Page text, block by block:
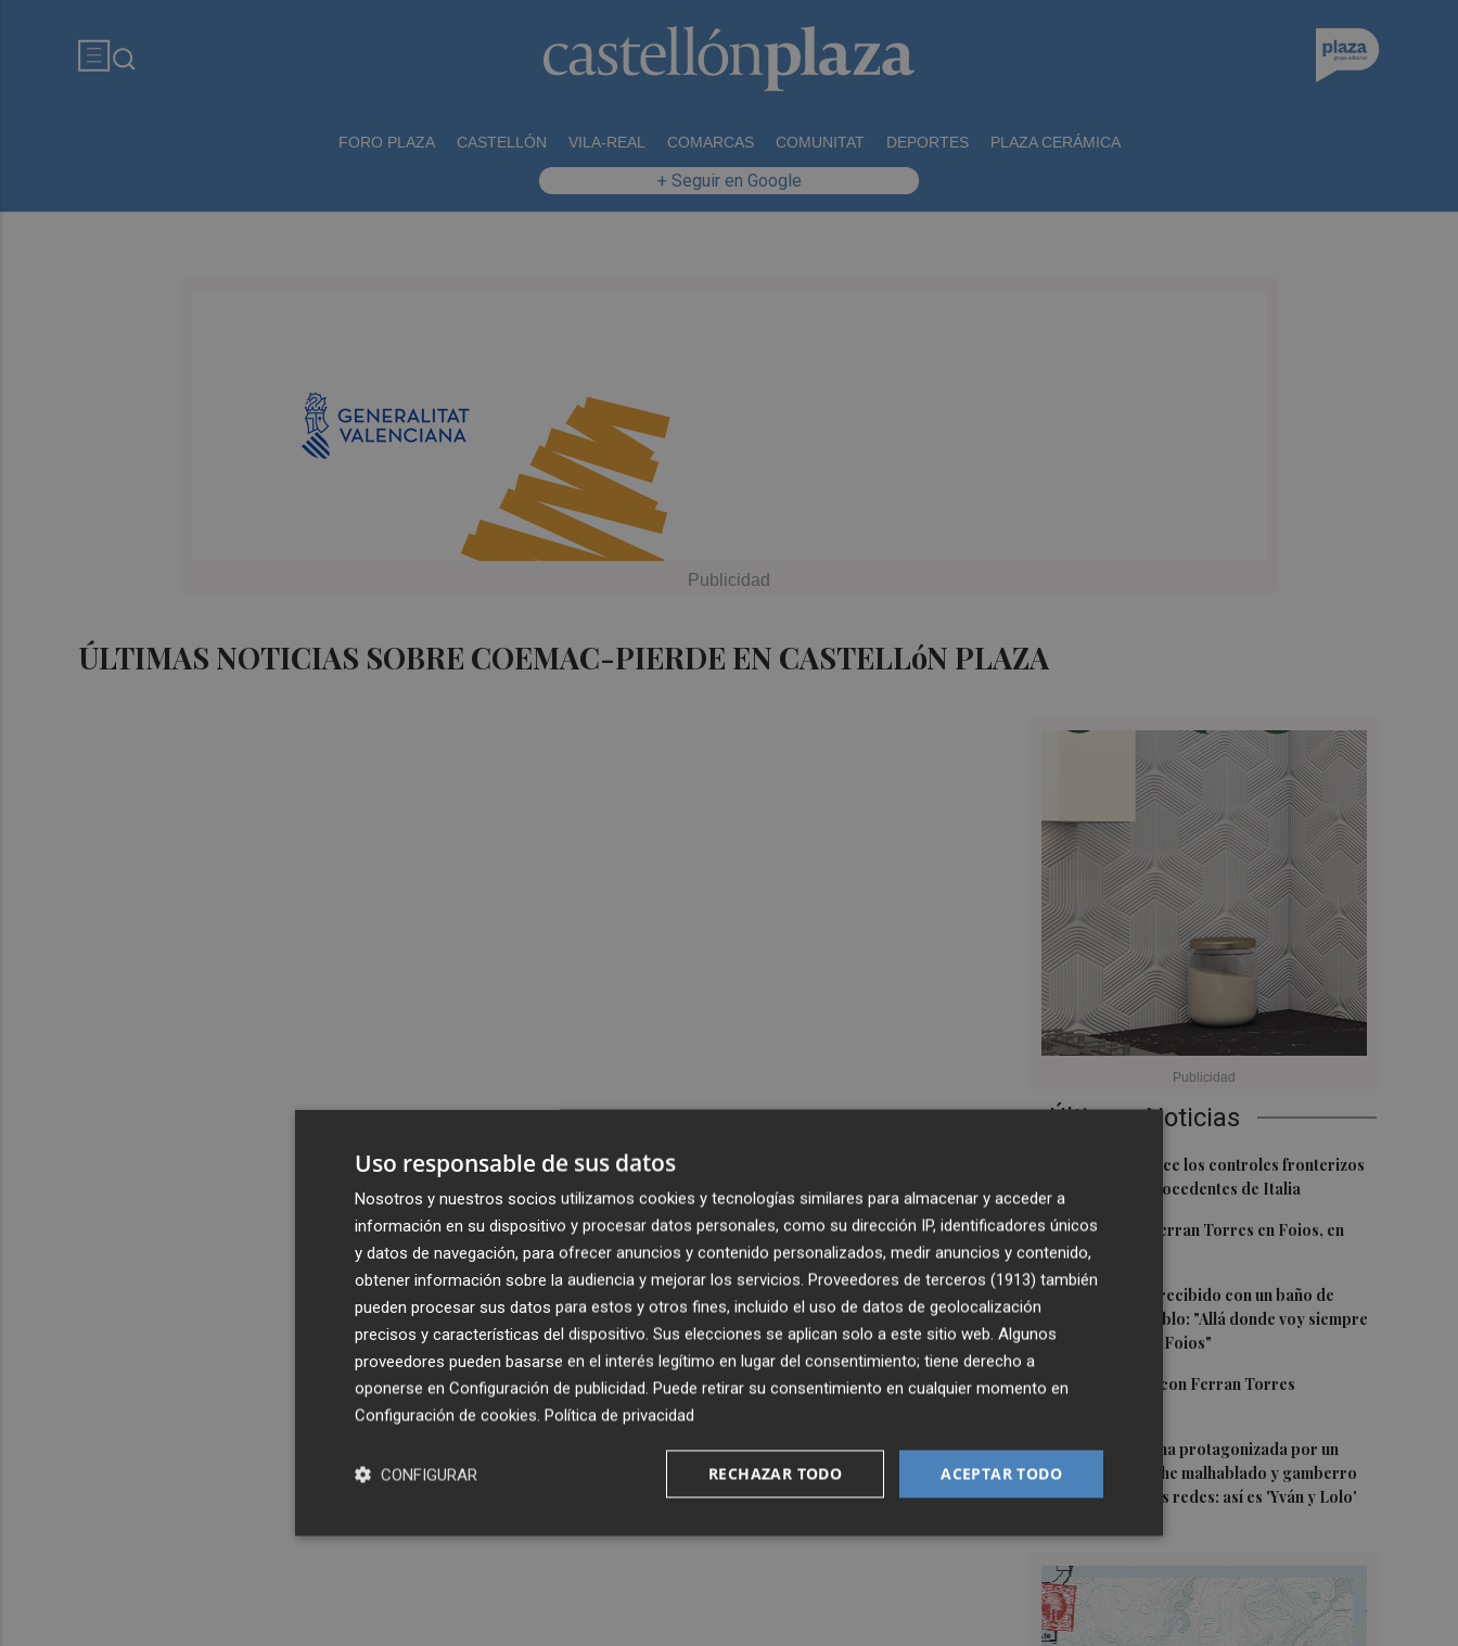
FORO PLAZA CASTELLÓN VILA-REAL COMARCAS COMUNITAT DEPORTES PLAZA CERÁMICA
+ Seguir en Google
ÚLTIMAS NOTICIAS SOBRE COEMAC-PIERDE EN CASTELLóN PLAZA
Últimas Noticias
España restablece los controles fronterizos
a los viajeros procedentes de Italia
2 El homenaje a Ferran Torres en Foios, en
imágenes
3
Ferran Torres, recibido con un baño de
masas en su pueblo: "Allá donde voy siempre
digo que soy de Foios"
4 Foios se vuelca con Ferran Torres
5La serie murciana protagonizada por un
conejo de peluche malhablado y gamberro
que triunfa en las redes: así es 'Yván y Lolo'
Uso responsable de sus datos
Nosotros y nuestros socios utilizamos cookies y tecnologías similares para almacenar y acceder a
información en su dispositivo y procesar datos personales, como su dirección IP, identificadores únicos
y datos de navegación, para ofrecer anuncios y contenido personalizados, medir anuncios y contenido,
obtener información sobre la audiencia y mejorar los servicios. Proveedores de terceros (1913) también
pueden procesar sus datos para estos y otros fines, incluido el uso de datos de geolocalización
precisos y características del dispositivo. Sus elecciones se aplican solo a este sitio web. Algunos
proveedores pueden basarse en el interés legítimo en lugar del consentimiento; tiene derecho a
oponerse en Configuración de publicidad. Puede retirar su consentimiento en cualquier momento en
Configuración de cookies. Política de privacidad
ACEPTAR TODO
RECHAZAR TODO
CONFIGURAR